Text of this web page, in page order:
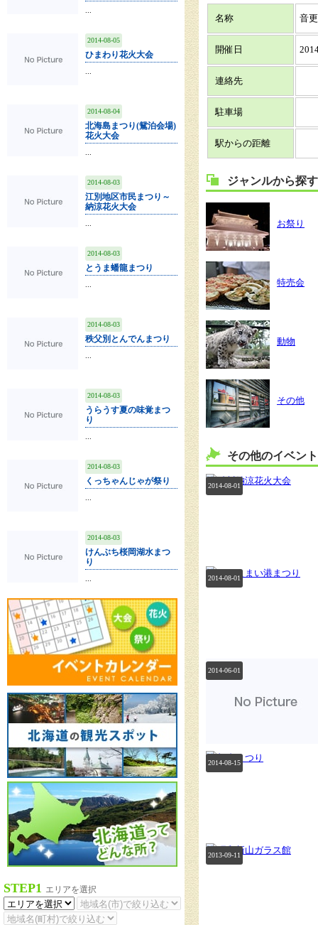
2014-08-05
ひまわり花火大会
2014-08-04
北海島まつり(鴛泊会場)
花火大会
2014-08-03
江別地区市民まつり～
納涼花火大会
2014-08-03
とうま蟠龍まつり
2014-08-03
秩父別とんでんまつり
2014-08-03
うらうす夏の味覚まつ
り
2014-08-03
くっちゃんじゃが祭り
2014-08-03
けんぶち桜岡湖水まつ
り
STEP1 エリアを選択
名称 音
開催日
連絡先
駐車場
駅からの距離
ジャンルから探す
お祭り
特売会
動物
その他
その他のイベン
2014-08-01
2014-08-01
2014-06-01
2014-08-15
2013-09-11